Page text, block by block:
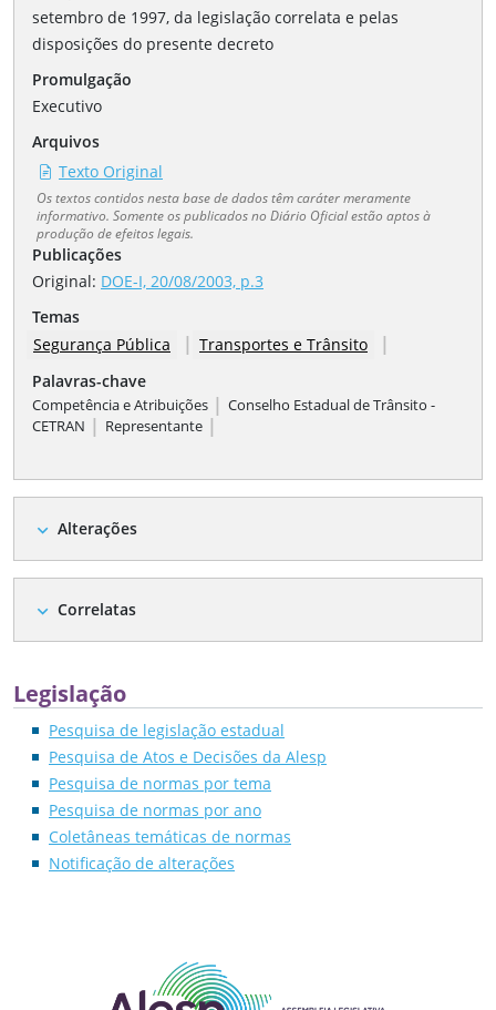
setembro de 1997, da legislação correlata e pelas
disposições do presente decreto
Promulgação
Executivo
Arquivos
Texto Original
Os textos contidos nesta base de dados têm caráter meramente
informativo. Somente os publicados no Diário Oficial estão aptos à
produção de efeitos legais.
Publicações
Original: DOE-I, 20/08/2003, p.3
Temas
Segurança Pública
| Transportes e Trânsito |
Palavras-chave
Competência e Atribuições | Conselho Estadual de Trânsito -
CETRAN | Representante |
expand_more Alterações
expand_more Correlatas
Legislação
Pesquisa de legislação estadual
Pesquisa de Atos e Decisões da Alesp
Pesquisa de normas por tema
Pesquisa de normas por ano
Coletâneas temáticas de normas
Notificação de alterações